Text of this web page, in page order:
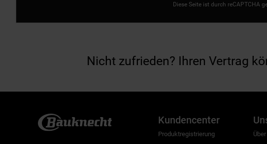
Diese Seite ist durch reCAPTCHA
Nicht zufrieden? Ihren Vertrag
Kundencenter
Produktregistrierung